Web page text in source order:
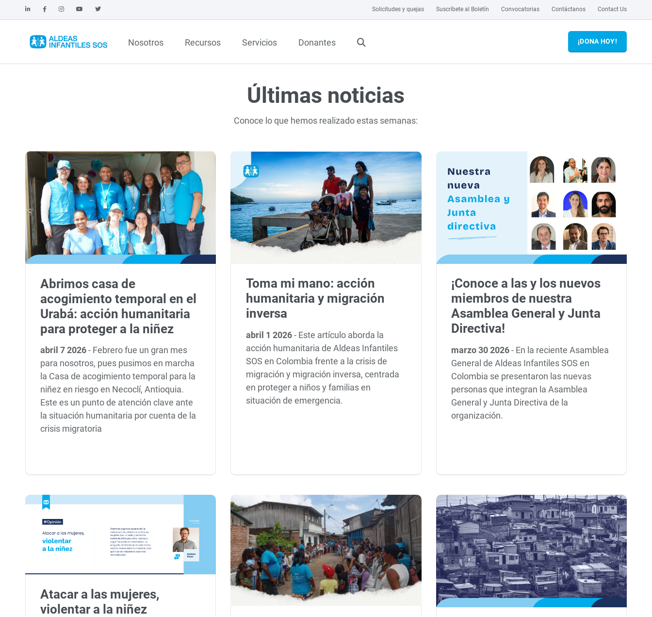
Solicitudes y quejas Suscríbete al Boletín Convocatorias Contáctanos Contact Us
Nosotros Recursos Servicios Donantes ¡DONA HOY!
Últimas noticias
Conoce lo que hemos realizado estas semanas:
Abrimos casa de
acogimiento temporal en el
Urabá: acción humanitaria
para proteger a la niñez
abril 7 2026- Febrero fue un gran mes
para nosotros, pues pusimos en marcha
la Casa de acogimiento temporal para la
niñez en riesgo en Necoclí, Antioquia.
Este es un punto de atención clave ante
la situación humanitaria por cuenta de la
crisis migratoria
Toma mi mano: acción
humanitaria y migración
inversa
abril 1 2026- Este artículo aborda la
acción humanitaria de Aldeas Infantiles
SOS en Colombia frente a la crisis de
migración y migración inversa, centrada
en proteger a niños y familias en
situación de emergencia.
¡Conoce a las y los nuevos
miembros de nuestra
Asamblea General y Junta
Directiva!
marzo 30 2026- En la reciente Asamblea
General de Aldeas Infantiles SOS en
Colombia se presentaron las nuevas
personas que integran la Asamblea
General y Junta Directiva de la
organización.
Atacar a las mujeres,
violentar a la niñez